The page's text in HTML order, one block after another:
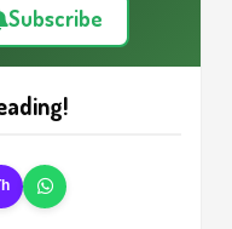
Subscribe